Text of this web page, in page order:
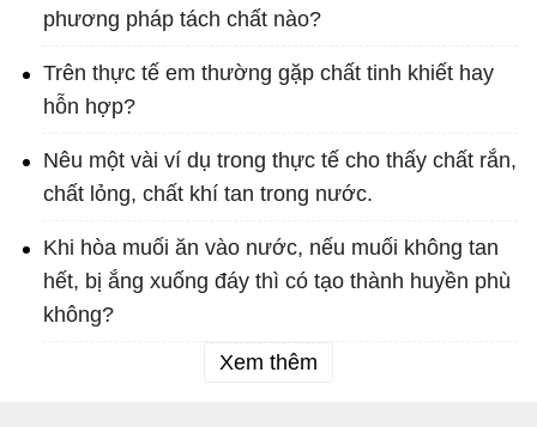
phương pháp tách chất nào?
Trên thực tế em thường gặp chất tinh khiết hay
hỗn hợp?
Nêu một vài ví dụ trong thực tế cho thấy chất rắn,
chất lỏng, chất khí tan trong nước.
Khi hòa muối ăn vào nước, nếu muối không tan
hết, bị ắng xuống đáy thì có tạo thành huyền phù
không?
Xem thêm